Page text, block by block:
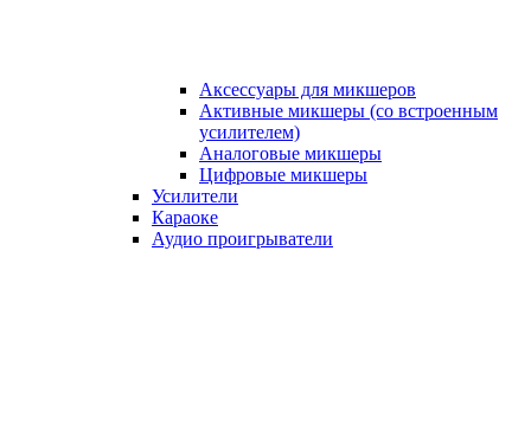
Аксессуары для микшеров
Активные микшеры (со встроенным
усилителем)
Аналоговые микшеры
Цифровые микшеры
Усилители
Караоке
Аудио проигрыватели